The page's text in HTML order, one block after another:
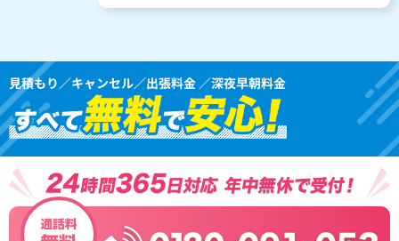
見積もり／キャンセル／出張料金 ／深夜早朝料金